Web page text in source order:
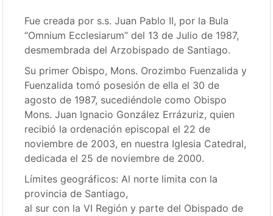
Fue creada por s.s. Juan Pablo II, por la Bula
“Omnium Ecclesiarum” del 13 de Julio de 1987,
desmembrada del Arzobispado de Santiago.
Su primer Obispo, Mons. Orozimbo Fuenzalida y
Fuenzalida tomó posesión de ella el 30 de
agosto de 1987, sucediéndole como Obispo
Mons. Juan Ignacio González Errázuriz, quien
recibió la ordenación episcopal el 22 de
noviembre de 2003, en nuestra Iglesia Catedral,
dedicada el 25 de noviembre de 2000.
Límites geográficos: Al norte limita con la
provincia de Santiago,
al sur con la VI Región y parte del Obispado de